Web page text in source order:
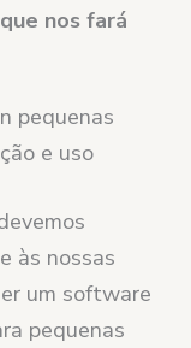
nos fará
pequenas
e uso
às nossas
um software
pequenas